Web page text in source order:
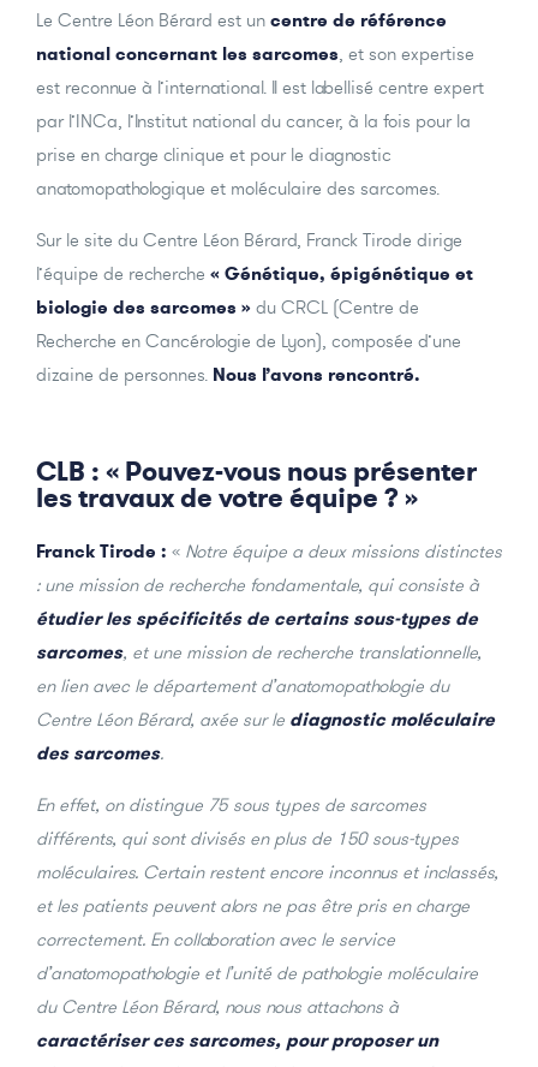
Le Centre Léon Bérard est un centre de référence
national concernant les sarcomes, et son expertise
est reconnue à l’international. Il est labellisé centre expert
par l’INCa, l’Institut national du cancer, à la fois pour la
prise en charge clinique et pour le diagnostic
anatomopathologique et moléculaire des sarcomes.
Sur le site du Centre Léon Bérard, Franck Tirode dirige
l’équipe de recherche « Génétique, épigénétique et
biologie des sarcomes » du CRCL (Centre de
Recherche en Cancérologie de Lyon), composée d’une
dizaine de personnes. Nous l’avons rencontré.
CLB : « Pouvez-vous nous présenter
les travaux de votre équipe ? »
Franck Tirode : « Notre équipe a deux missions distinctes
: une mission de recherche fondamentale, qui consiste à
étudier les spécificités de certains sous-types de
sarcomes, et une mission de recherche translationnelle,
en lien avec le département d’anatomopathologie du
Centre Léon Bérard, axée sur le diagnostic moléculaire
des sarcomes.
En effet, on distingue 75 sous types de sarcomes
différents, qui sont divisés en plus de 150 sous-types
moléculaires. Certain restent encore inconnus et inclassés,
et les patients peuvent alors ne pas être pris en charge
correctement. En collaboration avec le service
d’anatomopathologie et l’unité de pathologie moléculaire
du Centre Léon Bérard, nous nous attachons à
caractériser ces sarcomes, pour proposer un